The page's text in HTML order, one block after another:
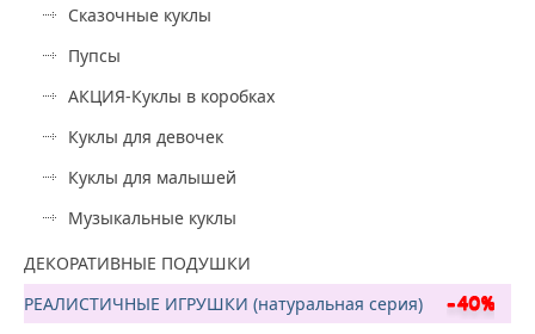
Сказочные куклы
Пупсы
АКЦИЯ-Куклы в коробках
Куклы для девочек
Куклы для малышей
Музыкальные куклы
ДЕКОРАТИВНЫЕ ПОДУШКИ
РЕАЛИСТИЧНЫЕ ИГРУШКИ (натуральная серия)